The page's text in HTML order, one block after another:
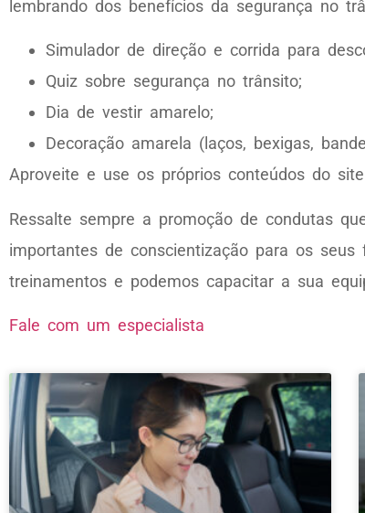
lembrando dos benefícios da segurança no
Simulador de direção e corrida para
Quiz sobre segurança no trânsito;
Dia de vestir amarelo;
Decoração amarela (laços, bexigas,
Aproveite e use os próprios conteúdos do site
Ressalte sempre a promoção de condutas
importantes de conscientização para os
treinamentos e podemos capacitar a sua
Fale com um especialista